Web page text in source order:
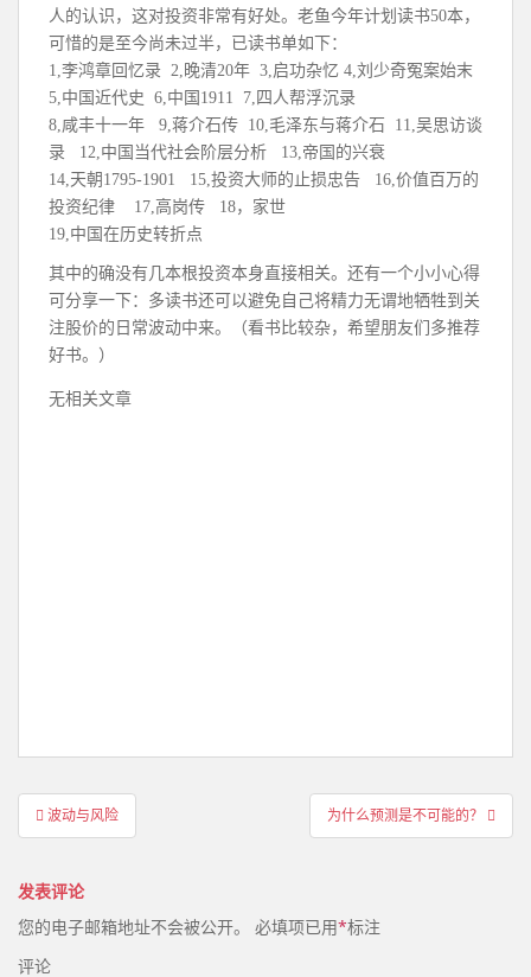
人的认识，这对投资非常有好处。老鱼今年计划读书50本，
可惜的是至今尚未过半，已读书单如下：
1,李鸿章回忆录 2,晚清20年 3,启功杂忆 4,刘少奇冤案始末
5,中国近代史 6,中国1911
7,四人帮浮沉录
8,咸丰十一年
9,蒋介石传 10,毛泽东与蒋介石
11,吴思访谈
录
12,中国当代社会阶层分析
13,帝国的兴衰
14,天朝1795-1901
15,投资大师的止损忠告
16,价值百万的
投资纪律
17,高岗传
18，家世
19,中国在历史转折点
其中的确没有几本根投资本身直接相关。还有一个小小心得
可分享一下：多读书还可以避免自己将精力无谓地牺牲到关
注股价的日常波动中来。（看书比较杂，希望朋友们多推荐
好书。）
无相关文章
文
章
航
波动与风险 为什么预测是不可能的？
发表评论
您的电子邮箱地址不会被公开。 必填项已用*标注
评论